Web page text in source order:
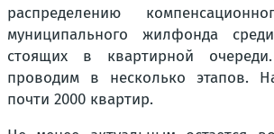
распределению
муниципального жилфонда
стоящих в квартирной очереди.
проводим в несколько этапов.
почти 2000 квартир.